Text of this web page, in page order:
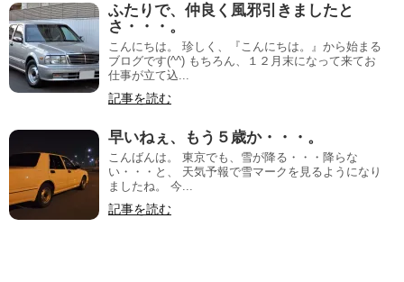
ふたりで、仲良く風邪引きましたと
さ・・・。
こんにちは。 珍しく、『こんにちは。』から始まる
ブログです(^^) もちろん、１２月末になって来てお
仕事が立て込...
記事を読む
早いねぇ、もう５歳か・・・。
こんばんは。 東京でも、雪が降る・・・降らな
い・・・と、 天気予報で雪マークを見るようになり
ましたね。 今...
記事を読む